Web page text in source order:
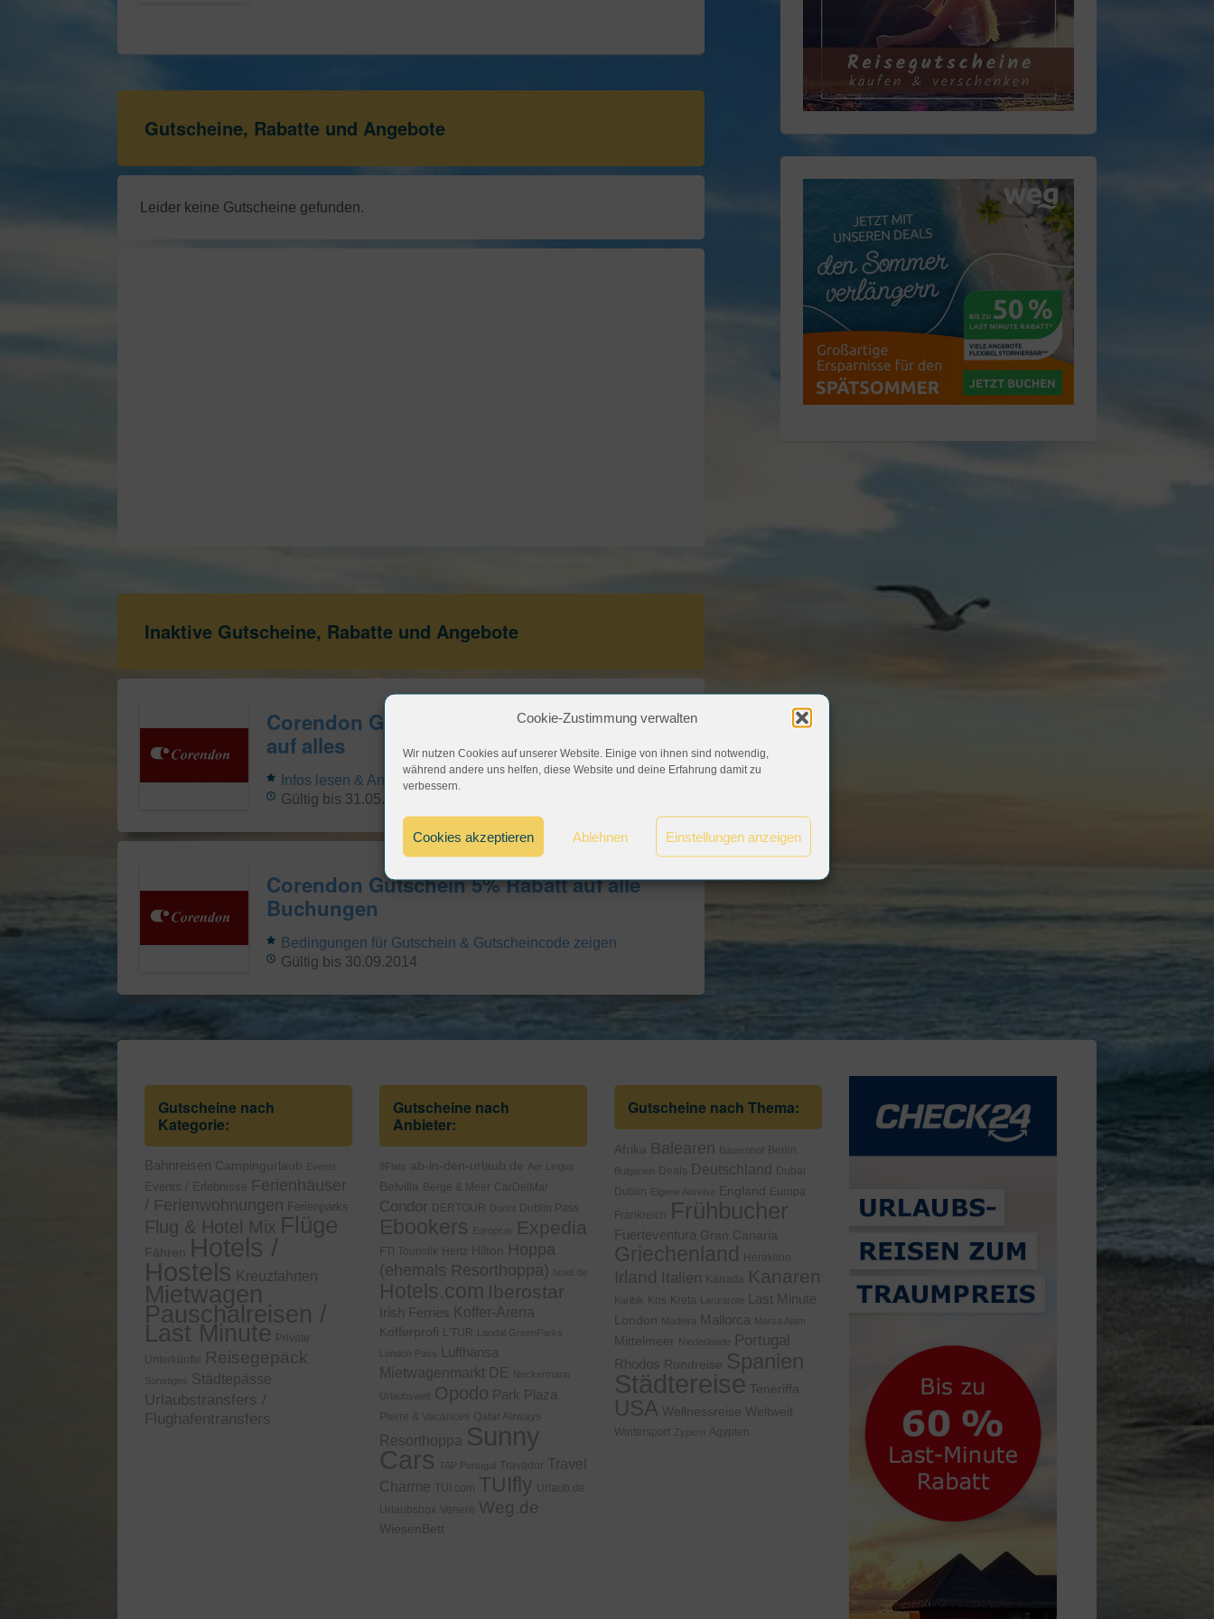
Cookie-Zustimmung verwalten
Wir nutzen Cookies auf unserer Website. Einige von ihnen sind notwendig,
während andere uns helfen, diese Website und deine Erfahrung damit zu
verbessern.
Cookies akzeptieren Ablehnen Einstellungen anzeigen
Gutscheine, Rabatte und Angebote
Leider keine Gutscheine gefunden.
Inaktive Gutscheine, Rabatte und Angebote
Corendon Gutscheincode 50 Euro Rabatt
auf alles
Infos lesen & Angebot sichern
Gültig bis 31.05.2021
Corendon Gutschein 5% Rabatt auf alle
Buchungen
Bedingungen für Gutschein & Gutscheincode zeigen
Gültig bis 30.09.2014
Gutscheine nach
Kategorie:
Bahnreisen Campingurlaub Events
Events / Erlebnisse Ferienhäuser
/ Ferienwohnungen Ferienparks
Flug & Hotel Mix Flüge
Fähren
Hotels /
Hostels Kreuzfahrten
Mietwagen
Pauschalreisen /
Last Minute
Private
Unterkünfte Reisegepäck
Sonstiges Städtepässe
Urlaubstransfers /
Flughafentransfers
Gutscheine nach
Anbieter:
9Flats ab-in-den-urlaub.de Aer Lingus
Belvilla Berge & Meer CarDelMar
Condor DERTOUR Dorint Dublin Pass
Ebookers Europcar Expedia
FTI Touristik Hertz Hilton Hoppa
(ehemals Resorthoppa) hotel.de
Hotels.com Iberostar
Irish Ferries Koffer-Arena
Kofferprofi L'TUR
Landal GreenParks
London Pass
Lufthansa
Mietwagenmarkt DE Neckermann
Urlaubswelt Opodo Park Plaza
Pierre & Vacances Qatar Airways
Resorthoppa Sunny
Cars TAP Portugal Travador Travel
Charme TUI.com TUIfly Urlaub.de
Urlaubsbox
Venere Weg.de
WiesenBett
Gutscheine nach Thema:
Afrika Balearen Bauernhof Berlin
Bulgarien Deals Deutschland
Dubai
Dublin
Eigene Anreise England
Europa
Frankreich
Frühbucher
Fuerteventura Gran Canaria
Griechenland Heraklion
Irland Italien Kanada Kanaren
Karibik Kos Kreta Lanzarote Last Minute
London Madeira Mallorca Marsa Alam
Mittelmeer Niederlande Portugal
Rhodos Rundreise Spanien
Städtereise Teneriffa
USA Wellnessreise Weltweit
Wintersport Zypern Ägypten